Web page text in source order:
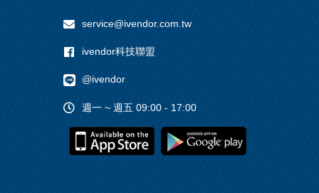
service@ivendor.com.tw
ivendor科技聯盟
@ivendor
週一 ~ 週五 09:00 - 17:00